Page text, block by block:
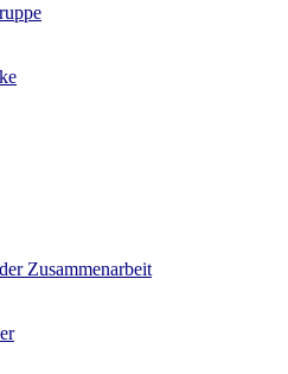
Zusammenarbeit